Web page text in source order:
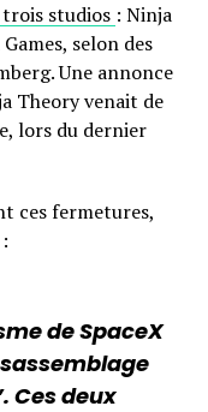
trois studios : Ninja
selon des
Une annonce
Theory venait de
lors du dernier
ces fermetures,
de SpaceX
Ces deux